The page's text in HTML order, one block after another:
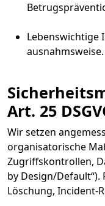
Lebenswichtige
ausnahmsweise.
Art. 25
Wir setzen
organisatorische
Zugriffskontrollen,
by Design/
Löschung, Incident-